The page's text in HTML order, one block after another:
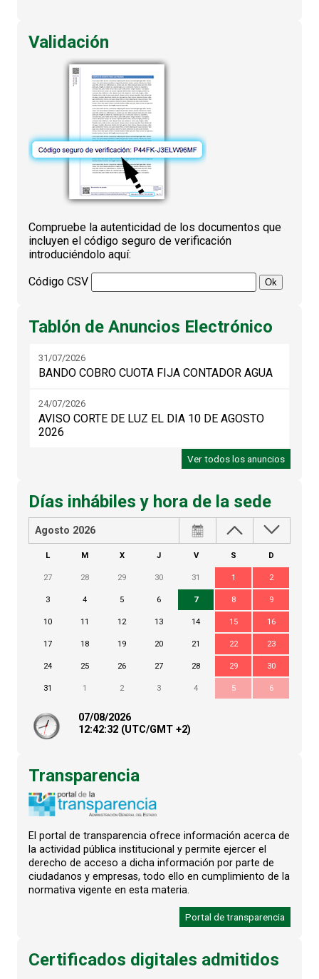
Validación
Compruebe la autenticidad de los documentos que
incluyen el código seguro de verificación
introduciéndolo aquí:
Código CSV
Tablón de Anuncios Electrónico
31/07/2026
BANDO COBRO CUOTA FIJA CONTADOR AGUA
24/07/2026
AVISO CORTE DE LUZ EL DIA 10 DE AGOSTO
2026
Ver todos los anuncios
Días inhábiles y hora de la sede
Agosto 2026
L M X J V S D
27 28 29 30 31 1 2
3 4 5 6 7 8 9
10 11 12 13 14 15 16
17 18 19 20 21 22 23
24 25 26 27 28 29 30
31 1 2 3 4 5 6
07/08/2026
12:42:32 (UTC/GMT +2)
Transparencia
El portal de transparencia ofrece información acerca de
la actividad pública institucional y permite ejercer el
derecho de acceso a dicha información por parte de
ciudadanos y empresas, todo ello en cumplimiento de la
normativa vigente en esta materia.
Portal de transparencia
Certificados digitales admitidos